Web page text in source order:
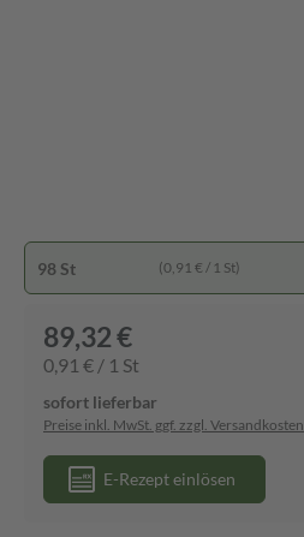
98 St (0,91 € / 1 St)
89,32 €
0,91 € / 1 St
sofort lieferbar
Preise inkl. MwSt. ggf. zzgl. Versandkosten
E-Rezept einlösen